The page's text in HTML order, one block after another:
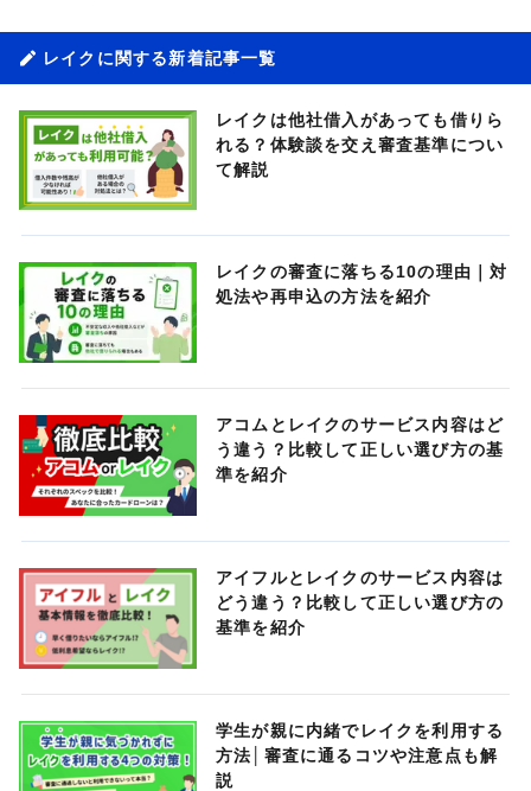
レイクに関する新着記事一覧
レイクは他社借入があっても借りら
れる？体験談を交え審査基準につい
て解説
レイクの審査に落ちる10の理由｜対
処法や再申込の方法を紹介
アコムとレイクのサービス内容はど
う違う？比較して正しい選び方の基
準を紹介
アイフルとレイクのサービス内容は
どう違う？比較して正しい選び方の
基準を紹介
学生が親に内緒でレイクを利用する
方法│審査に通るコツや注意点も解
説